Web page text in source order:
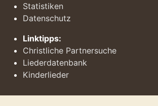
Statistiken
Datenschutz
Linktipps:
Christliche Partnersuche
Liederdatenbank
Kinderlieder